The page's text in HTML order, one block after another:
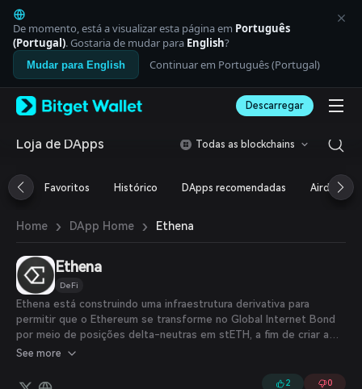
English
日本語
Tiếng Việt
Русский
Español (Latinoamérica)
Italiano
Deutsch
繁體中文
Português (Portugal)
ภาษาไทย
العربية
हिन्दी
বাংলা
Español
Português (Brasil)
Español (Argentina)
De momento, está a visualizar esta página em Português
(Portugal). Gostaria de mudar para English?
Mudar para English Continuar em Português (Portugal)
Descarregar
Loja de DApps Todas as blockchains
Favoritos Histórico DApps recomendadas Airdrop
Home › DApp Home › Ethena
Ethena
DeFi
Ethena está construindo uma infraestrutura derivativa para
permitir que o Ethereum se transforme no Global Internet Bond
por meio de posições delta-neutras em stETH, a fim de criar a
primeira stablecoin nativa de cripto com rendimento: USDE.
See more
2 0